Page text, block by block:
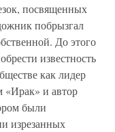
посвященных
побрызгал
До этого
известность
как лидер
«Ирак» и автор
были
изрезанных